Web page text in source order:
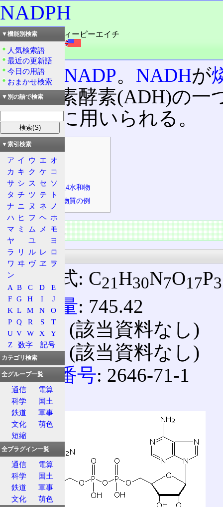
NADPH
読み：エンエイディーピーエイチ
外語：NADPH
品詞：名詞
還元型 NADP。 NADHが
ル脱水素酵素(ADH)の一
成などに用いられる。
物質の情報
無水
4ナトリウム塩4水和物
誘導体、関連物質の例
物質の情報
無水
組成式: C21H30N7O17P3
分子量: 745.42
融点
: (該当資料なし)
沸点: (該当資料なし)
CAS番号: 2646-71-1
NADPH
▼機能別検索
人気検索語
最近の更新語
今日の用語
おまかせ検索
▼別の語で検索
▼索引検索
ア イ ウ エ オ
カ キ ク ケ コ
サ シ ス セ ソ
タ チ ツ テ
ト
ナ ニ ヌ ネ
ノ
ハ ヒ フ ヘ ホ
マ ミ ム メ
モ
ヤ
ユ
ヨ
ラ
リ ル レ ロ
ワ ヰ ヴ ヱ
ヲ
ン
A B C D
E
F G H I
J
K L M N
O
P Q R S
T
U V W X
Y
Z
数字 記号
カテゴリ検索
全グループ一覧
通信
電算
科学
国土
鉄道
軍事
文化
萌色
短縮
全プラグイン一覧
通信
電算
科学
国土
鉄道
軍事
文化
萌色